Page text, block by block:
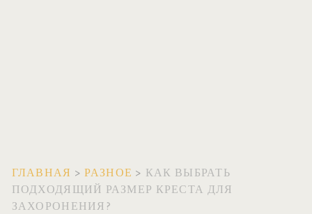
ГЛАВНАЯ >РАЗНОЕ > КАК ВЫБРАТЬ
ПОДХОДЯЩИЙ РАЗМЕР КРЕСТА ДЛЯ
ЗАХОРОНЕНИЯ?